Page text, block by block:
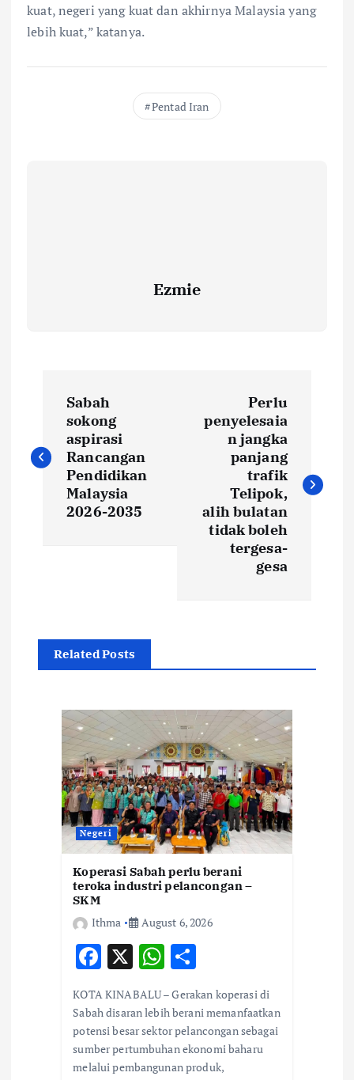
kuat, negeri yang kuat dan akhirnya Malaysia yang
lebih kuat,” katanya.
Pentad Iran
Ezmie
s
‎Sabah
sokong
aspirasi
Rancangan
Pendidikan
Malaysia
2026-2035
Perlu
penyelesaia
n jangka
panjang
trafik
Telipok,
alih bulatan
tidak boleh
tergesa-
gesa
Related Posts
Negeri
Koperasi Sabah perlu berani
teroka industri pelancongan –
SKM
Ithma
August 6, 2026
F
ac
e
b
o
X W
h
at
s
A
h
ar
e
KOTA KINABALU – Gerakan koperasi di
Sabah disaran lebih berani memanfaatkan
potensi besar sektor pelancongan sebagai
sumber pertumbuhan ekonomi baharu
melalui pembangunan produk,